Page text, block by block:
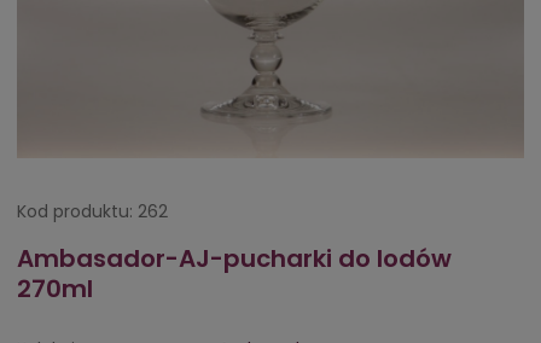
Kod produktu: 262
Ambasador-AJ-pucharki do lodów
270ml